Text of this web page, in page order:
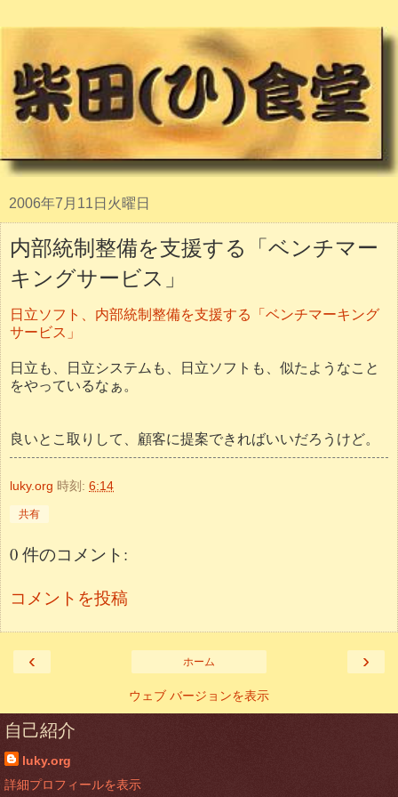
2006年7月11日火曜日
内部統制整備を支援する「ベンチマー
キングサービス」
日立ソフト、内部統制整備を支援する「ベンチマーキング
サービス」
日立も、日立システムも、日立ソフトも、似たようなこと
をやっているなぁ。
良いとこ取りして、顧客に提案できればいいだろうけど。
luky.org 時刻: 6:14
共有
0 件のコメント:
コメントを投稿
‹ ›
ホーム
ウェブ バージョンを表示
自己紹介
luky.org
詳細プロフィールを表示